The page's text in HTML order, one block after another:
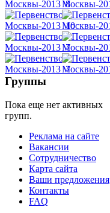
Группы
Пока еще нет активных
групп.
Реклама на сайте
Вакансии
Сотрудничество
Карта сайта
Ваши предложения
Контакты
FAQ